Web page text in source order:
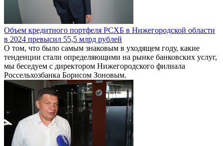
Объем кредитного портфеля РСХБ в Нижегородской области
в 2024 превысил 55,5 млрд рублей
О том, что было самым знаковым в уходящем году, какие
тенденции стали определяющими на рынке банковских услуг,
мы беседуем с директором Нижегородского филиала
Россельхозбанка Борисом Зоновым.